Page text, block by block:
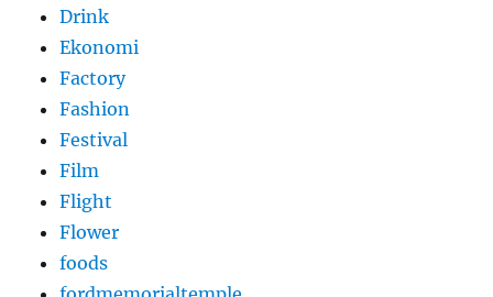
Drink
Ekonomi
Factory
Fashion
Festival
Film
Flight
Flower
foods